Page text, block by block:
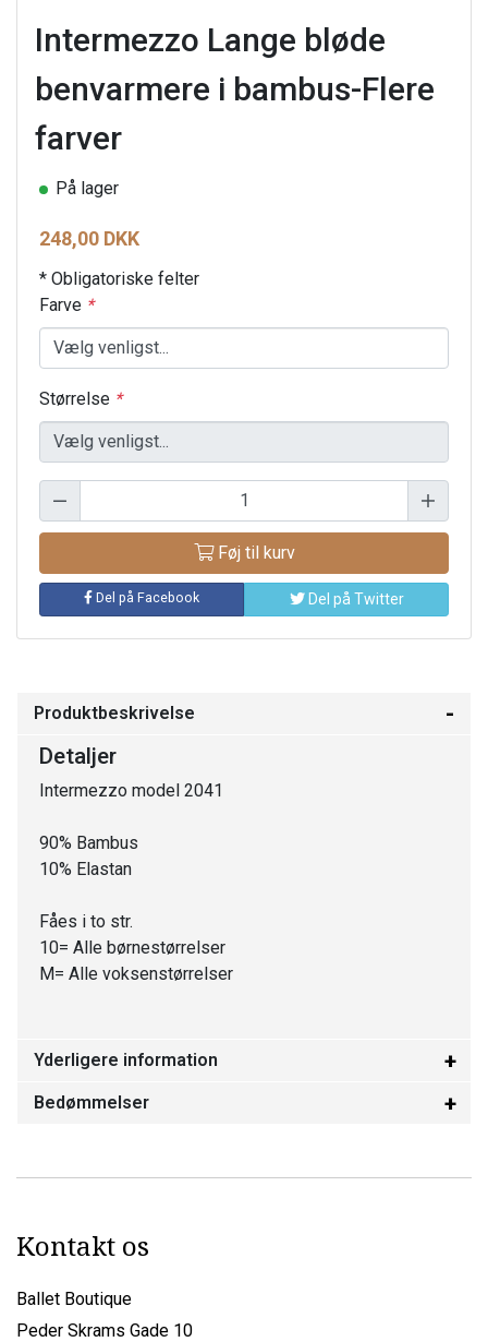
Intermezzo Lange bløde
benvarmere i bambus-Flere
farver
På lager
248,00 DKK
* Obligatoriske felter
Farve *
Størrelse *
Føj til kurv
Del på Facebook Del på Twitter
Produktbeskrivelse
Detaljer
Intermezzo model 2041
90% Bambus
10% Elastan
Fåes i to str.
10= Alle børnestørrelser
M= Alle voksenstørrelser
Yderligere information
Bedømmelser
Kontakt os
Ballet Boutique
Peder Skrams Gade 10